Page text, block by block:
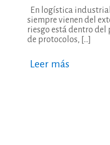
En logística
siempre vienen del
riesgo está dentro
de protocolos, […]
Leer más